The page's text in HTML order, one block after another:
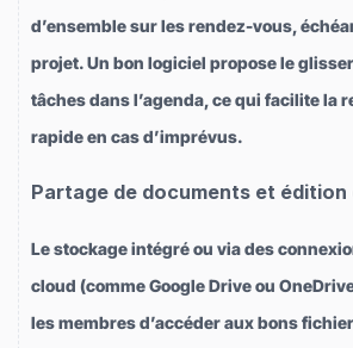
d’ensemble sur les rendez-vous,
projet. Un bon logiciel propose le
tâches dans l’agenda, ce qui facilite la
rapide en cas d’imprévus.
Partage de documents et
Le stockage intégré ou via des
cloud (comme Google Drive ou
les membres d’accéder aux bons